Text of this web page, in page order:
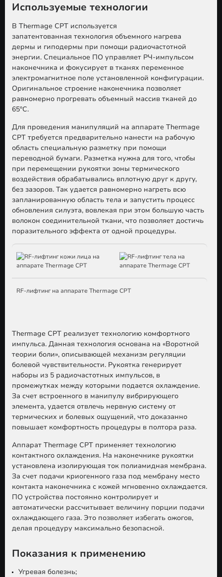
Используемые технологии
В Thermage CPT используется
запатентованная технология объемного нагрева
дермы и гиподермы при помощи радиочастотной
энергии. Специальное ПО управляет РЧ-импульсом
наконечника и фокусирует в тканях переменное
электромагнитное поле установленной конфигурации.
Оригинальное строение наконечника позволяет
равномерно прогревать объемный массив тканей до
65°C.
Для проведения манипуляций на аппарате Thermage
CPT требуется предварительно нанести на рабочую
область специальную разметку при помощи
переводной бумаги. Разметка нужна для того, чтобы
при перемещении рукоятки зоны термического
воздействия обрабатывались вплотную друг к другу,
без зазоров. Так удается равномерно нагреть всю
запланированную область тела и запустить процесс
обновления силуэта, вовлекая при этом большую часть
волокон соединительной ткани, что позволяет достичь
поразительного эффекта от одной процедуры.
RF-лифтинг на аппарате Thermage CPT
Thermage CPT реализует технологию комфортного
импульса. Данная технология основана на «Воротной
теории боли», описывающей механизм регуляции
болевой чувствительности. Рукоятка генерирует
наборы из 5 радиочастотных импульсов, в
промежутках между которыми подается охлаждение.
За счет встроенного в манипулу вибрирующего
элемента, удается отвлечь нервную систему от
термических и болевых ощущений, что доказанно
повышает комфортность процедуры в полтора раза.
Аппарат Thermage CPT применяет технологию
контактного охлаждения. На наконечнике рукоятки
установлена изолирующая ток полиамидная мембрана.
За счет подачи криогенного газа под мембрану место
контакта наконечника с кожей мгновенно охлаждается.
ПО устройства постоянно контролирует и
автоматически рассчитывает величину порции подачи
охлаждающего газа. Это позволяет избегать ожогов,
делая процедуру максимально безопасной.
Показания к применению
Угревая болезнь;